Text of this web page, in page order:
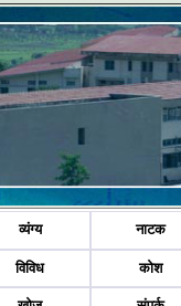
व्यंग्य नाटक
विविध कोश